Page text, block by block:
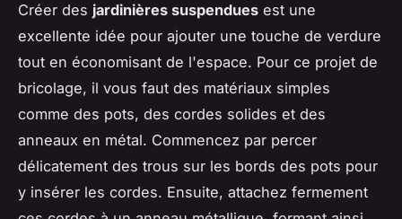
Créer des jardinières suspendues est une
excellente idée pour ajouter une touche de verdure
tout en économisant de l'espace. Pour ce projet de
bricolage, il vous faut des matériaux simples
comme des pots, des cordes solides et des
anneaux en métal. Commencez par percer
délicatement des trous sur les bords des pots pour
y insérer les cordes. Ensuite, attachez fermement